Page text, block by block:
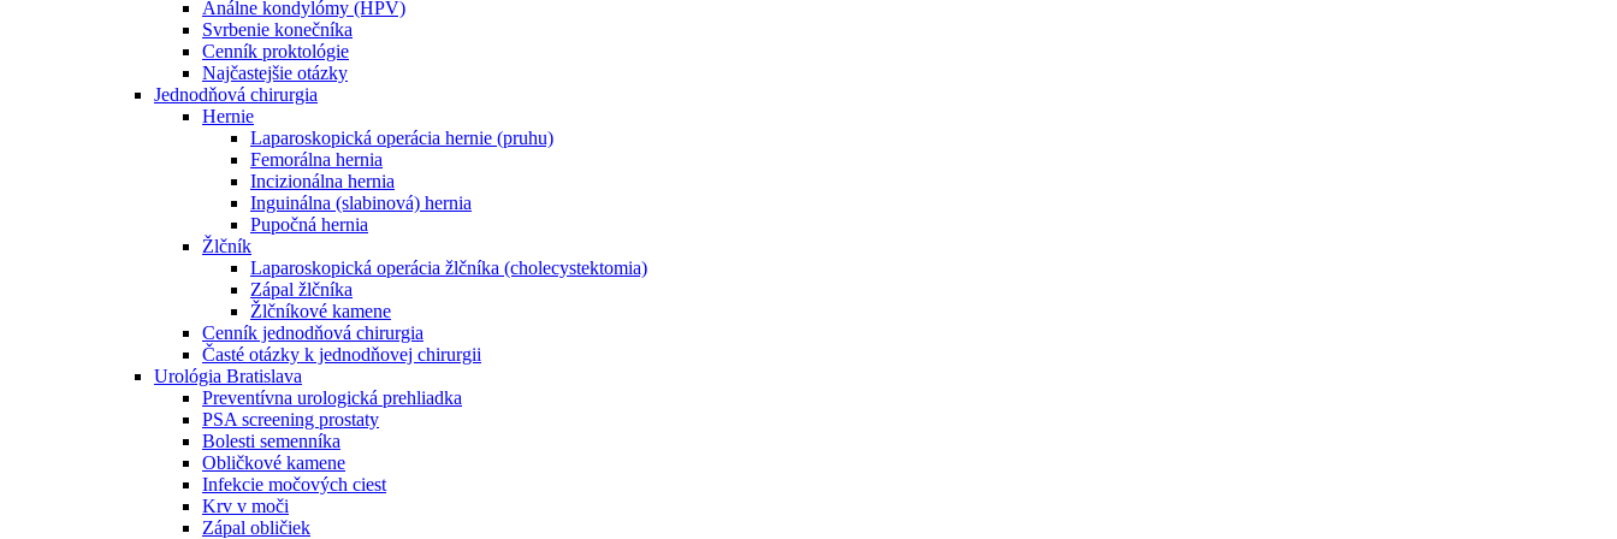
Análne kondylómy (HPV)
Svrbenie konečníka
Cenník proktológie
Najčastejšie otázky
Jednodňová chirurgia
Hernie
Laparoskopická operácia hernie (pruhu)
Femorálna hernia
Incizionálna hernia
Inguinálna (slabinová) hernia
Pupočná hernia
Žlčník
Laparoskopická operácia žlčníka (cholecystektomia)
Zápal žlčníka
Žlčníkové kamene
Cenník jednodňová chirurgia
Časté otázky k jednodňovej chirurgii
Urológia Bratislava
Preventívna urologická prehliadka
PSA screening prostaty
Bolesti semenníka
Obličkové kamene
Infekcie močových ciest
Krv v moči
Zápal obličiek